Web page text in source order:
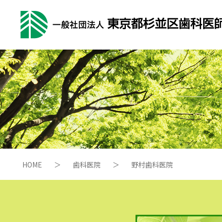
HOME ＞ 歯科医院 ＞ 野村歯科医院